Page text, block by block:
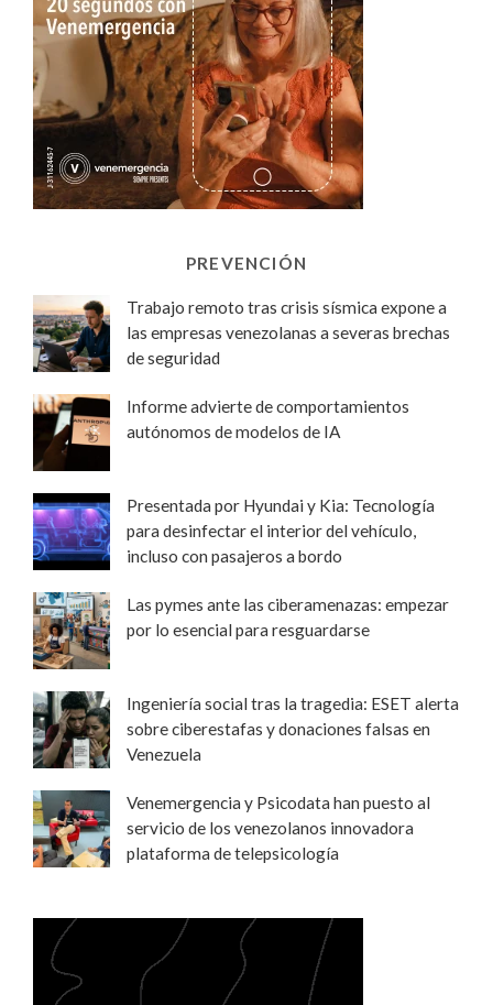
PREVENCIÓN
Trabajo remoto tras crisis sísmica expone a
las empresas venezolanas a severas brechas
de seguridad
Informe advierte de comportamientos
autónomos de modelos de IA
Presentada por Hyundai y Kia: Tecnología
para desinfectar el interior del vehículo,
incluso con pasajeros a bordo
Las pymes ante las ciberamenazas: empezar
por lo esencial para resguardarse
Ingeniería social tras la tragedia: ESET alerta
sobre ciberestafas y donaciones falsas en
Venezuela
Venemergencia y Psicodata han puesto al
servicio de los venezolanos innovadora
plataforma de telepsicología